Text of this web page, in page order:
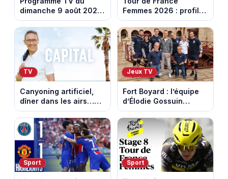
dimanche 9 août 2026
: notre sélection pour
votre soirée télé
Femmes 2026 : profil
et horaires de la
dernière étape à Nice
TV
Canyoning artificiel,
dîner dans les airs…
les loisirs les plus fous
passés au crible dans
Capital
Jeux TV
Fort Boyard : l’équipe
d’Élodie Gossuin
termine avec une belle
somme pour l'Unicef et
le Refuge
Sport Sport